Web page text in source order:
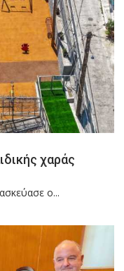
χαράς
ο...